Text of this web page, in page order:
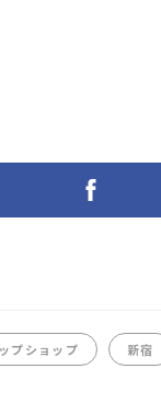
プショップ 新宿